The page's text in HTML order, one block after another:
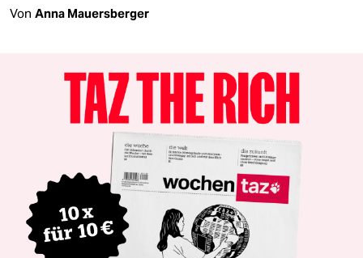
Von Anna Mauersberger